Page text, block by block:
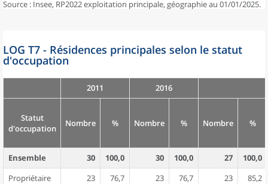
Source : Insee, RP2022 exploitation principale, géographie au 01/01/2025.
LOG T7 - Résidences principales selon le statut
d'occupation
2011 2016
Statut
d'occupation
Nombre % Nombre % Nombre %
Ensemble 30 100,0 30 100,0 27
100,0
Propriétaire
23 76,7 23 76,7 23
85,2